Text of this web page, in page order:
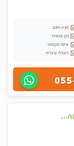
חניה חינם
נקי ומסודר
עיסוי מקצועי
דוברת עיברית
עיסוי באווירה ביתית רגועה בהוד- השרון